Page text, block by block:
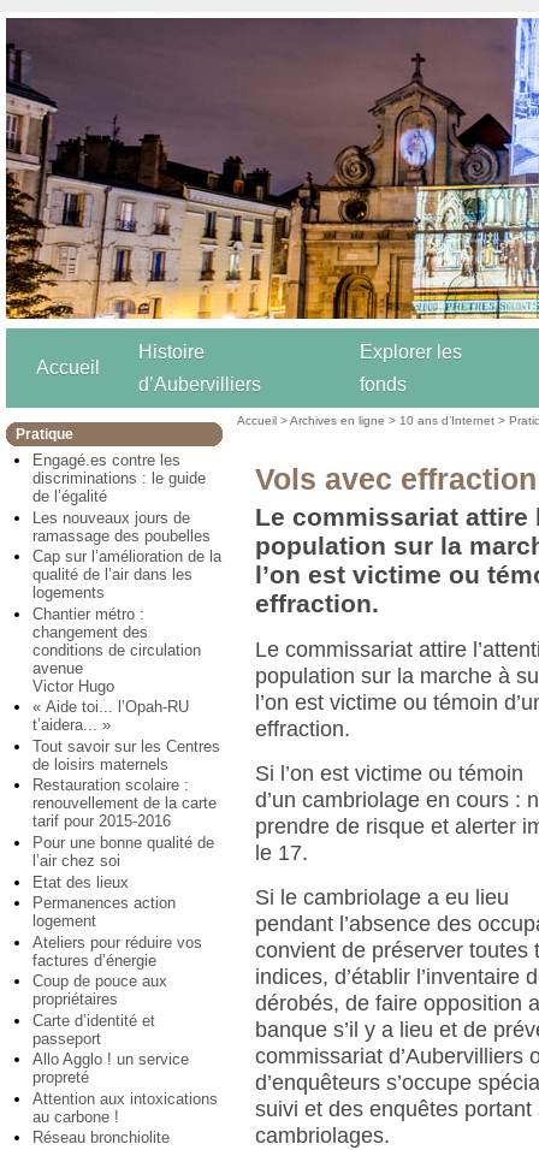
Accueil
Histoire
d’Aubervilliers
Explorer les
fonds
Pratique
Engagé.es contre les
discriminations : le guide
de l’égalité
Les nouveaux jours de
ramassage des poubelles
Cap sur l’amélioration de la
qualité de l’air dans les
logements
Chantier métro :
changement des
conditions de circulation
avenue
Victor Hugo
« Aide toi... l’Opah-RU
t’aidera... »
Tout savoir sur les Centres
de loisirs maternels
Restauration scolaire :
renouvellement de la carte
tarif pour 2015-2016
Pour une bonne qualité de
l’air chez soi
Etat des lieux
Permanences action
logement
Ateliers pour réduire vos
factures d’énergie
Coup de pouce aux
propriétaires
Carte d’identité et
passeport
Allo Agglo ! un service
propreté
Attention aux intoxications
au carbone !
Réseau bronchiolite
Accueil >Archives en ligne > 10 ans d’Internet >
Vols avec effraction
Le commissariat attire
population sur la
l’on est victime ou
effraction.
Le commissariat attire
population sur la marche à
l’on est victime ou témoin
effraction.
Si l’on est victime ou témoin
d’un cambriolage en cours :
prendre de risque et alerter
le 17.
Si le cambriolage a eu lieu
pendant l’absence des
convient de préserver toutes
indices, d’établir l’inventaire
dérobés, de faire opposition
banque s’il y a lieu et de
commissariat d’Aubervilliers
d’enquêteurs s’occupe
suivi et des enquêtes portant
cambriolages.